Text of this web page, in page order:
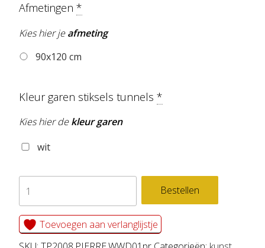
Afmetingen *
Kies hier jeafmeting
90x120 cm
Kleur garen stiksels tunnels *
Kies hier dekleur garen
wit
textielposter
PIERRE
aantal
Bestellen
Toevoegen aan verlanglijstje